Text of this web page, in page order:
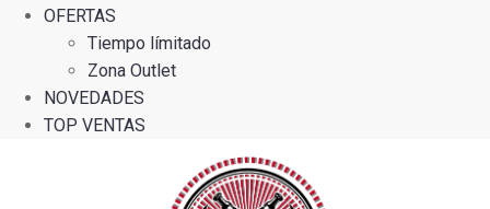
OFERTAS
Tiempo límitado
Zona Outlet
NOVEDADES
TOP VENTAS